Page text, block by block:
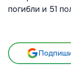
погибли и 51